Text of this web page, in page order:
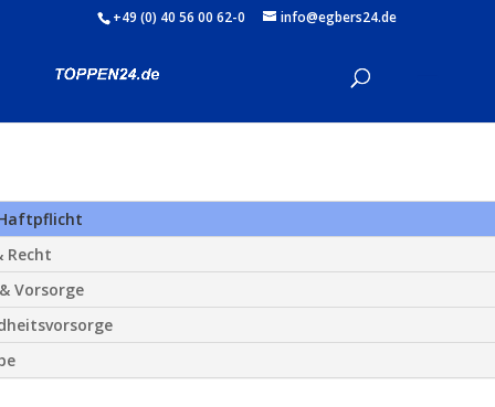
+49 (0) 40 56 00 62-0 info@egbers24.de
Recht
Vorsorge